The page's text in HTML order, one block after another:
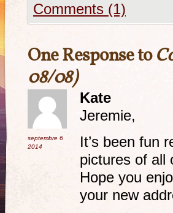
Comments (1)
One Response to
08/08)
septembre 6
2014
Kate
Jeremie,
It’s been fun
pictures of all
Hope you
your new